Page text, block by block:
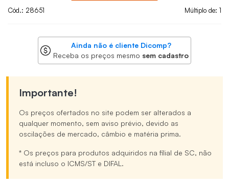
Cód.: 28651 Múltiplo de: 1
Ainda não é cliente Dicomp?
Receba os preços mesmo sem cadastro
Importante!
Os preços ofertados no site podem ser alterados a
qualquer momento, sem aviso prévio, devido as
oscilações de mercado, câmbio e matéria prima.
* Os preços para produtos adquiridos na filial de SC, não
está incluso o ICMS/ST e DIFAL.